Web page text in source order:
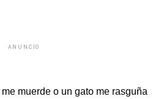
ANUNCIO
muerde o un gato me rasguña